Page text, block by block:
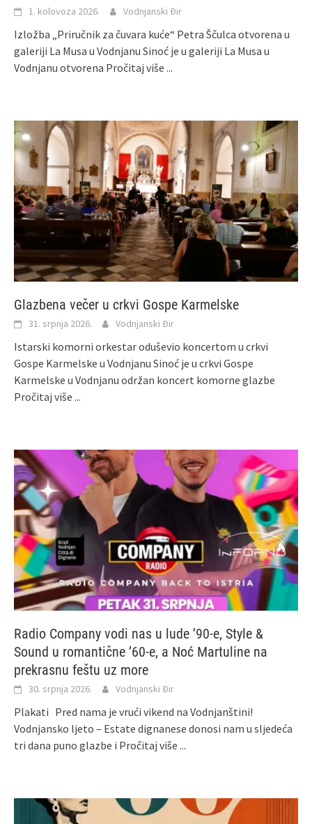
1. kolovoza 2026. Vodnjanski Đir
Izložba „Priručnik za čuvara kuće“ Petra Ščulca otvorena u
galeriji La Musa u Vodnjanu Sinoć je u galeriji La Musa u
Vodnjanu otvorena Pročitaj više ...
Glazbena večer u crkvi Gospe Karmelske
31. srpnja 2026. Vodnjanski Đir
Istarski komorni orkestar oduševio koncertom u crkvi
Gospe Karmelske u Vodnjanu Sinoć je u crkvi Gospe
Karmelske u Vodnjanu održan koncert komorne glazbe
Pročitaj više ...
Radio Company vodi nas u lude ’90-e, Style &
Sound u romantične ’60-e, a Noć Martuline na
prekrasnu feštu uz more
30. srpnja 2026. Vodnjanski Đir
Plakati Pred nama je vrući vikend na Vodnjanštini!
Vodnjansko ljeto – Estate dignanese donosi nam u sljedeća
tri dana puno glazbe i Pročitaj više ...